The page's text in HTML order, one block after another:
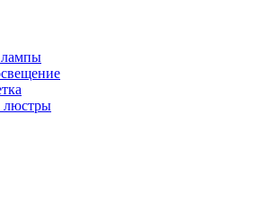
люстры